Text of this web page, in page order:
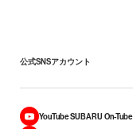
公式SNSアカウント
YouTube SUBARU On-Tube